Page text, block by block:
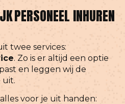
PERSONEEL INHUREN
twee services:
. Zo is er altijd een optie
en leggen wij de
uit.
voor je uit handen: